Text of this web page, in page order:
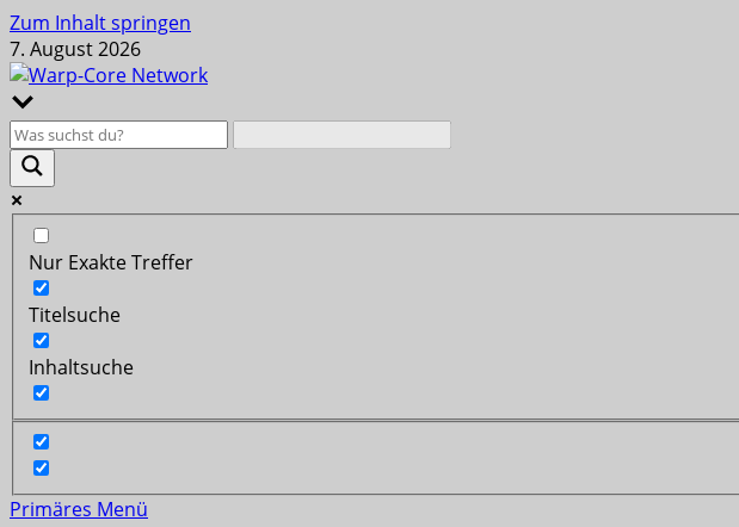
Zum Inhalt springen
7. August 2026
Nur Exakte Treffer
Titelsuche
Inhaltsuche
Primäres Menü